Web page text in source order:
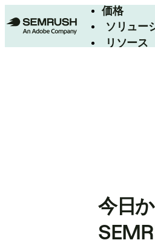
価格
ソリュー
リソース
今日